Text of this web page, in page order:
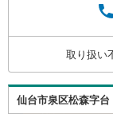
る様々
ます。各
家族皆様
（定休日
内も可能
い！
取り扱い
仙台市泉区松森字台